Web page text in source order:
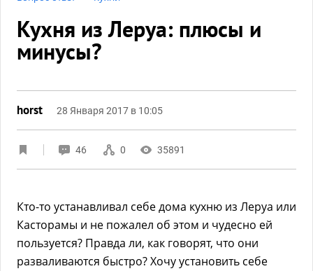
Кухня из Леруа: плюсы и
минусы?
horst 28 Января 2017 в 10:05
46 0 35891
Кто-то устанавливал себе дома кухню из Леруа или
Касторамы и не пожалел об этом и чудесно ей
пользуется? Правда ли, как говорят, что они
разваливаются быстро? Хочу установить себе